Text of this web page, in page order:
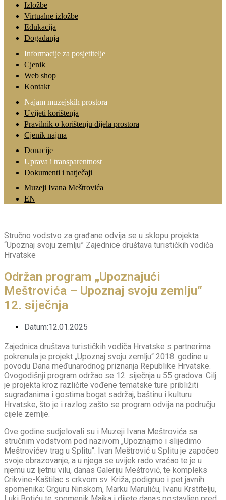
Izložbe
Virtualne izložbe
Edukacija
Događanja
Informacije za posjetitelje
Cjenik
Web shop
Kontakt
Najam muzejskih prostora
Uvijeti korištenja
Pravilnik o korištenju dijela prostora
Cjenik najma
Donacije
Uprava i transparentnost
Dokumenti i natječaji
Muzeji Ivana Meštrovića
EN
Stručno vodstvo za građane odvija se u sklopu projekta
“Upoznaj svoju zemlju” Zajednice društava turističkih vodiča
Hrvatske
Održan program „Upoznajući
Meštrovića – Upoznaj svoju zemlju“
12. siječnja
Datum:12.01.2025
Zajednica društava turističkih vodiča Hrvatske s partnerima
pokrenula je projekt „Upoznaj svoju zemlju“ 2018. godine u
povodu Dana međunarodnog priznanja Republike Hrvatske.
Ovogodišnji program održao se 12. siječnja u 55 gradova. Cilj
je projekta kroz različite vođene tematske ture približiti
sugrađanima i gostima bogat sadržaj, baštinu i kulturu
Hrvatske, što je i razlog zašto se program odvija na području
cijele zemlje.
Ove godine sudjelovali su i Muzeji Ivana Meštrovića sa
stručnim vodstvom pod nazivom „Upoznajmo i slijedimo
Meštrovićev trag u Splitu“. Ivan Meštrović u Splitu je započeo
svoje obrazovanje, a u njega se uvijek rado vraćao te je u
njemu uz ljetnu vilu, danas Galeriju Meštrović, te kompleks
Crikvine-Kaštilac s crkvom sv. Križa, podignuo i pet javnih
spomenika: Grguru Ninskom, Marku Maruliću, Ivanu Krstitelju,